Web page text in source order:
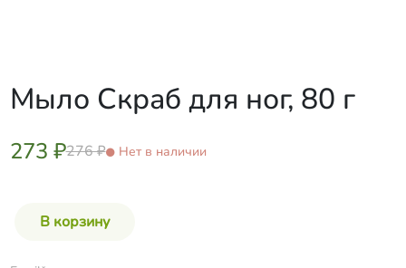
Мыло Скраб для ног, 80 г
273 ₽276 ₽ Нет в наличии